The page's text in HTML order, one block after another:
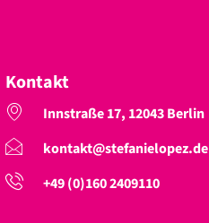
Kontakt
Innstraße 17, 12043 Berlin
kontakt@stefanielopez.de
+49 (0)160 2409110